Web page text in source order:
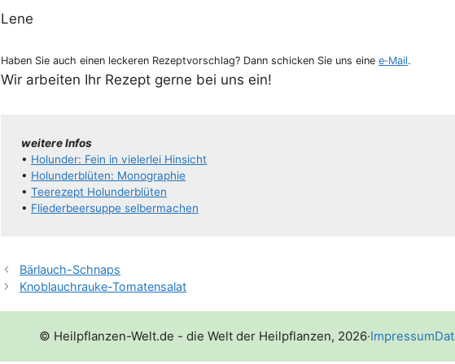
Lene
Haben Sie auch einen lecke­ren Rezept­vor­schlag? Dann schi­cken Sie uns eine e‑Mail.
Wir arbei­ten Ihr Rezept ger­ne bei uns ein!
wei­te­re Infos
• Holun­der: Fein in vie­ler­lei Hinsicht
• Holun­der­blü­ten: Monographie
• Tee­re­zept Holunderblüten
• Flie­der­be­er­sup­pe selbermachen
Bärlauch-Schnaps
Knoblauchrauke-Tomatensalat
© Heilpflanzen-Welt.de - die Welt der Heilpflanzen, 2026·Impressum